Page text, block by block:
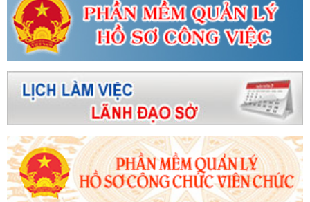
đổi số - Dữ liệu số tạo nên giá trị năm 2023
Hà
bày, giới thiệu, quảng bá tại Lễ hội ẩm thực Món
nghề tỉnh Bình Định năm 2024
Khánh thành Tổ
vốn đầu tư 2,2 tỉ USD
Nhiều người dân tri ân,
Sẵn sàng cho lễ hội cam và sản phẩm nông
nổi bật có hiệu lực từ tháng 5/2026
Hơn
vận động người Việt ưu tiên dùng hàng Việt” ở Hà
Việt Nam tại thị trường trong nước trên địa bàn
đầu tư Nhà máy Điện gió Kỳ Anh kinh phí hơn
lễ hội cam và các sản phẩm nông nghiệp
biến động Trung Đông
Khai mạc Kỳ họp thứ
Sở Công Thương tổ chức Chào cờ - triển khai
Đại biểu HĐND tỉnh Hà Tĩnh "hiến kế" nhiều giải pháp
Hà Tĩnh: Công tác tham mưu chủ động đi trước
đề án tỉnh nông thôn mới
Trang bị kiến thức về
Hà Tĩnh
Nhiệt điện Vũng Áng 1 ước đạt doanh